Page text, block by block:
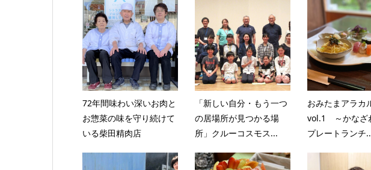
72年間味わい深いお肉と
お惣菜の味を守り続けて
いる柴田精肉店
「新しい自分・もう一つ
の居場所が見つかる場
所」クルーコスモス...
おみたまアラカ
vol.1 ～かなざ
プレートランチ